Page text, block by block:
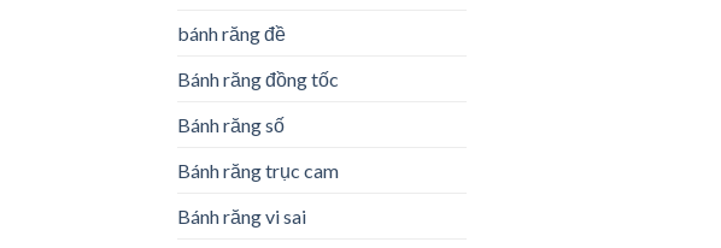
bánh răng đề
Bánh răng đồng tốc
Bánh răng số
Bánh răng trục cam
Bánh răng vi sai